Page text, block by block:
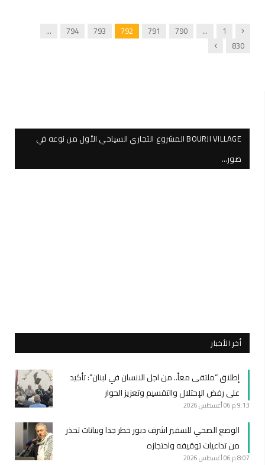
Previous
1
…
790
791
792
793
794
…
830
Next
BOURJI VILLAGE المشروع التجاري السياحي الأول من نوعه في
صور…
أخر الأخبار
إطلاق “ملتقى معاً.. من اجل الانسان في لبنان”: تأكيد
على رفض الإحتلال والتقسيم وتعزيز الحوار
9:13 م 06 أغسطس 2026
الوضع الصحي للسفير اشرف دبور خطر جدا وبيانات تحذر
من تداعيات توقيفه واحتجازه
8:07 م 06 أغسطس 2026